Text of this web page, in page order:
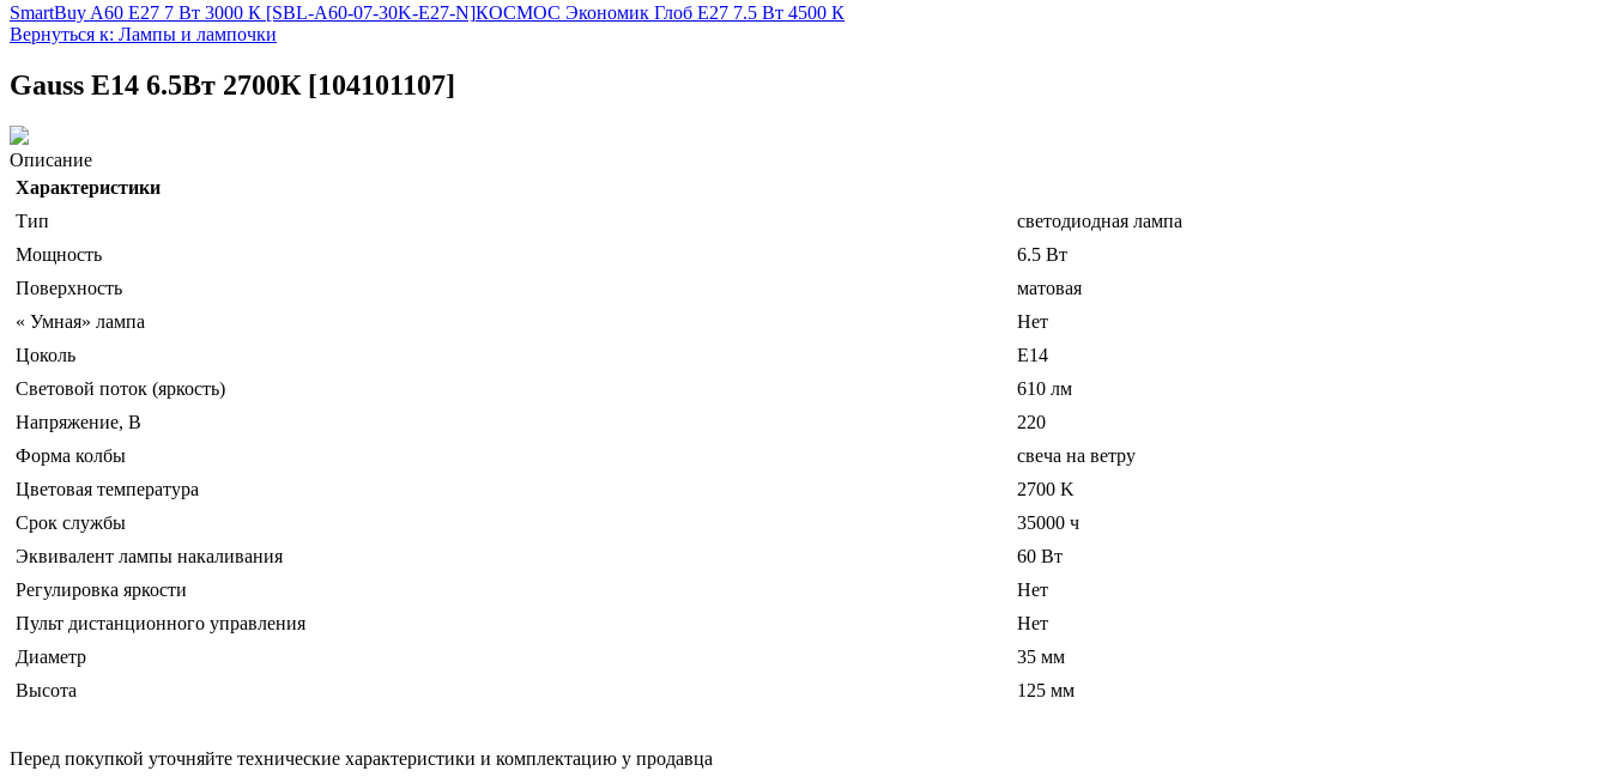
SmartBuy A60 E27 7 Вт 3000 К [SBL-A60-07-30K-E27-N]КОСМОС Экономик Глоб Е27 7.5 Вт 4500 К
Вернуться к: Лампы и лампочки
Gauss E14 6.5Вт 2700К [104101107]
Описание
Характеристики
Тип
светодиодная лампа
Мощность
6.5 Вт
Поверхность
матовая
« Умная» лампа
Нет
Цоколь
E14
Световой поток (яркость)
610 лм
Напряжение, В
220
Форма колбы
свеча на ветру
Цветовая температура
2700 K
Срок службы
35000 ч
Эквивалент лампы накаливания
60 Вт
Регулировка яркости
Нет
Пульт дистанционного управления
Нет
Диаметр
35 мм
Высота
125 мм
Перед покупкой уточняйте технические характеристики и комплектацию у продавца